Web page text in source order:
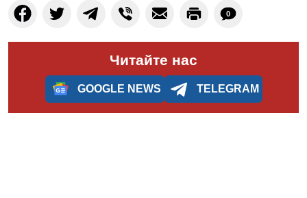
0
Читайте нас
GOOGLE NEWS TELEGRAM